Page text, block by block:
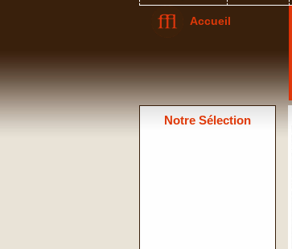
Accueil
Notre Sélection